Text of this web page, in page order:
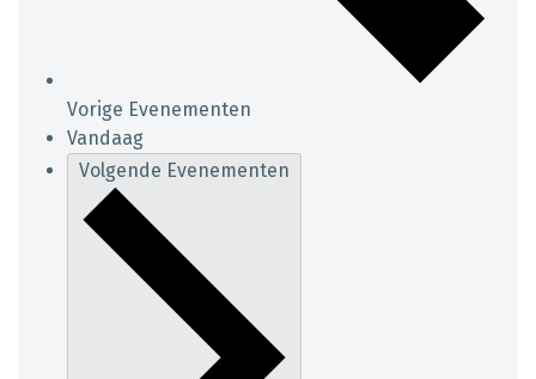
Vorige Evenementen
Vandaag
Volgende Evenementen